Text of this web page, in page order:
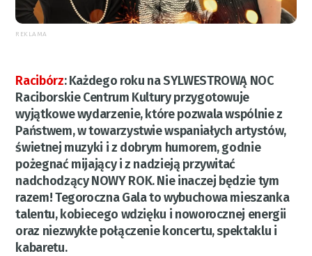
REKLAMA
Racibórz:Każdego roku na SYLWESTROWĄ NOC
Raciborskie Centrum Kultury przygotowuje
wyjątkowe wydarzenie, które pozwala wspólnie z
Państwem, w towarzystwie wspaniałych artystów,
świetnej muzyki i z dobrym humorem, godnie
pożegnać mijający i z nadzieją przywitać
nadchodzący NOWY ROK. Nie inaczej będzie tym
razem! Tegoroczna Gala to wybuchowa mieszanka
talentu, kobiecego wdzięku i noworocznej energii
oraz niezwykłe połączenie koncertu, spektaklu i
kabaretu.